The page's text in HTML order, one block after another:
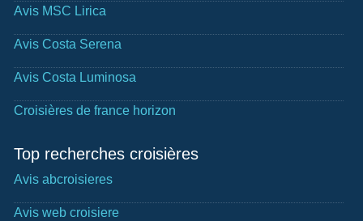
Avis MSC Lirica
Avis Costa Serena
Avis Costa Luminosa
Croisières de france horizon
Top recherches croisières
Avis abcroisieres
Avis web croisiere